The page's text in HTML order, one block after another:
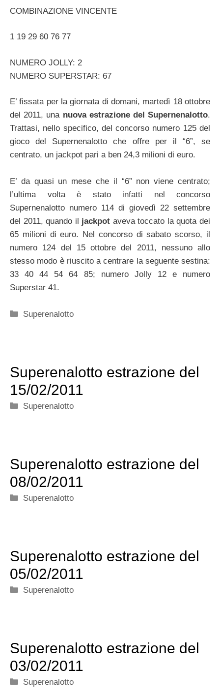
COMBINAZIONE VINCENTE
1 19 29 60 76 77
NUMERO JOLLY: 2
NUMERO SUPERSTAR: 67
E’ fissata per la giornata di domani, martedì 18 ottobre
del 2011, una nuova estrazione del Supernenalotto.
Trattasi, nello specifico, del concorso numero 125 del
gioco del Supernenalotto che offre per il “6”, se
centrato, un jackpot pari a ben 24,3 milioni di euro.
E’ da quasi un mese che il “6” non viene centrato;
l’ultima volta è stato infatti nel concorso
Supernenalotto numero 114 di giovedì 22 settembre
del 2011, quando il jackpot aveva toccato la quota dei
65 milioni di euro. Nel concorso di sabato scorso, il
numero 124 del 15 ottobre del 2011, nessuno allo
stesso modo è riuscito a centrare la seguente sestina:
33 40 44 54 64 85; numero Jolly 12 e numero
Superstar 41.
Categorie
Superenalotto
Superenalotto estrazione del
15/02/2011
Categorie
Superenalotto
Superenalotto estrazione del
08/02/2011
Categorie
Superenalotto
Superenalotto estrazione del
05/02/2011
Categorie
Superenalotto
Superenalotto estrazione del
03/02/2011
Categorie
Superenalotto